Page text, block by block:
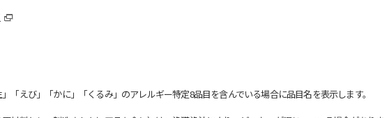
「えび」「かに」「くるみ」のアレルギー特定8品目を含んでいる場合に品目名を表示します。